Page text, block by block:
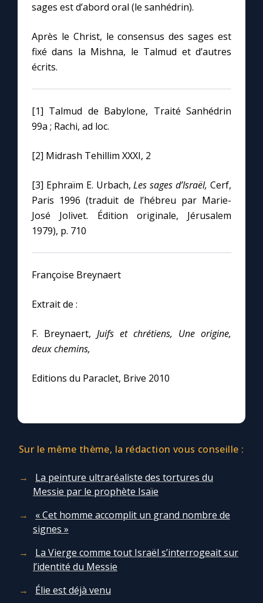
sages est d’abord oral (le sanhédrin).
Après le Christ, le consensus des sages est
fixé dans la Mishna, le Talmud et d’autres
écrits.
[1] Talmud de Babylone, Traité Sanhédrin
99a ; Rachi, ad loc.
[2] Midrash Tehillim XXXI, 2
[3] Ephraïm E. Urbach,Les sages d’Israël, Cerf,
Paris 1996 (traduit de l’hébreu par Marie-
José Jolivet. Édition originale, Jérusalem
1979), p. 710
Françoise Breynaert
Extrait de :
F. Breynaert, Juifs et chrétiens, Une origine,
deux chemins,
Editions du Paraclet, Brive 2010
Sur le même thème, la rédaction vous conseille :
La peinture ultraréaliste des tortures du
Messie par le prophète Isaïe
« Cet homme accomplit un grand nombre de
signes »
La Vierge comme tout Israël s’interrogeait sur
l’identité du Messie
Élie est déjà venu